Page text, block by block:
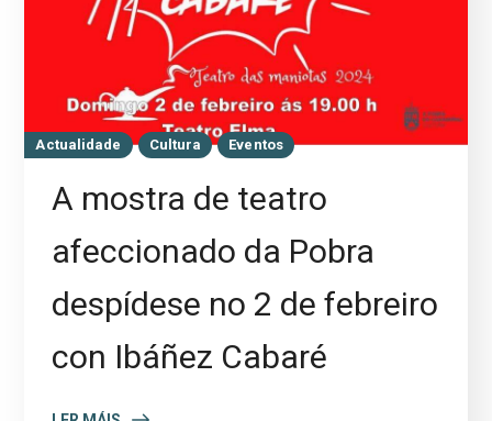
Actualidade Cultura Eventos
A mostra de teatro
afeccionado da Pobra
despídese no 2 de febreiro
con Ibáñez Cabaré